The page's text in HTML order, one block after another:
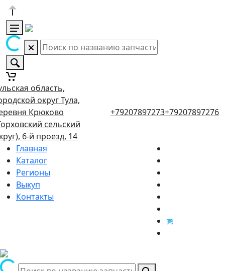
область,
округ Тула,
Крюково
сельский
6-й проезд, 14
+79207897273+79207897276
Главная
Каталог
Регионы
Выкуп
Контакты